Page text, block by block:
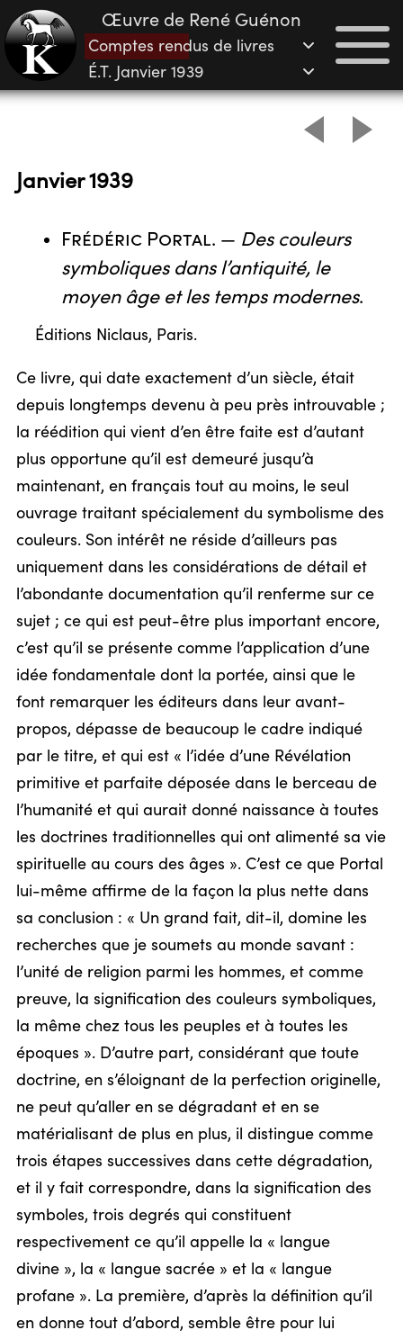
Œuvre de René Guénon
Comptes rendus de livres
É.T. Janvier 1939
Janvier 1939
Frédéric Portal. — Des couleurs
symboliques dans l’antiquité, le
moyen âge et les temps modernes.
Éditions Niclaus, Paris.
Ce livre, qui date exactement d’un siècle, était
depuis longtemps devenu à peu près introuvable ;
la réédition qui vient d’en être faite est d’autant
plus opportune qu’il est demeuré jusqu’à
maintenant, en français tout au moins, le seul
ouvrage traitant spécialement du symbolisme des
couleurs. Son intérêt ne réside d’ailleurs pas
uniquement dans les considérations de détail et
l’abondante documentation qu’il renferme sur ce
sujet ; ce qui est peut-être plus important encore,
c’est qu’il se présente comme l’application d’une
idée fondamentale dont la portée, ainsi que le
font remarquer les éditeurs dans leur avant-
propos, dépasse de beaucoup le cadre indiqué
par le titre, et qui est « l’idée d’une Révélation
primitive et parfaite déposée dans le berceau de
l’humanité et qui aurait donné naissance à toutes
les doctrines traditionnelles qui ont alimenté sa vie
spirituelle au cours des âges ». C’est ce que Portal
lui-même affirme de la façon la plus nette dans
sa conclusion : « Un grand fait, dit-il, domine les
recherches que je soumets au monde savant :
l’unité de religion parmi les hommes, et comme
preuve, la signification des couleurs symboliques,
la même chez tous les peuples et à toutes les
époques ». D’autre part, considérant que toute
doctrine, en s’éloignant de la perfection originelle,
ne peut qu’aller en se dégradant et en se
matérialisant de plus en plus, il distingue comme
trois étapes successives dans cette dégradation,
et il y fait correspondre, dans la signification des
symboles, trois degrés qui constituent
respectivement ce qu’il appelle la « langue
divine », la « langue sacrée » et la « langue
profane ». La première, d’après la définition qu’il
en donne tout d’abord, semble être pour lui